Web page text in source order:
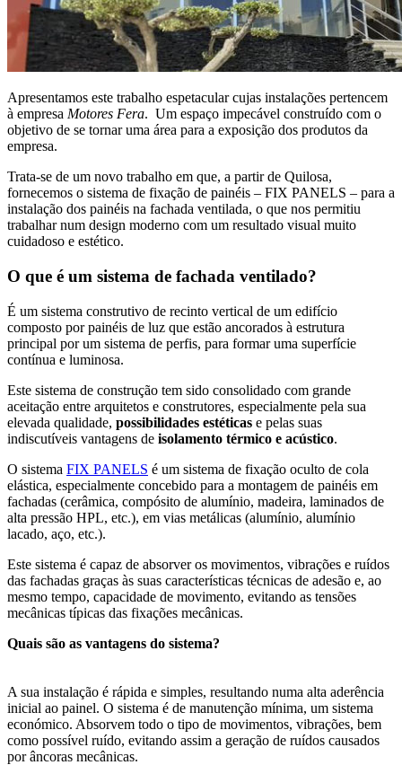
Apresentamos este trabalho espetacular cujas instalações pertencem
à empresa Motores Fera. Um espaço impecável construído com o
objetivo de se tornar uma área para a exposição dos produtos da
empresa.
Trata-se de um novo trabalho em que, a partir de Quilosa,
fornecemos o sistema de fixação de painéis – FIX PANELS – para a
instalação dos painéis na fachada ventilada, o que nos permitiu
trabalhar num design moderno com um resultado visual muito
cuidadoso e estético.
O que é um sistema de fachada ventilado?
É um sistema construtivo de recinto vertical de um edifício
composto por painéis de luz que estão ancorados à estrutura
principal por um sistema de perfis, para formar uma superfície
contínua e luminosa.
Este sistema de construção tem sido consolidado com grande
aceitação entre arquitetos e construtores, especialmente pela sua
elevada qualidade, possibilidades estéticas e pelas suas
indiscutíveis vantagens de isolamento térmico e acústico.
O sistema FIX PANELS é um sistema de fixação oculto de cola
elástica, especialmente concebido para a montagem de painéis em
fachadas (cerâmica, compósito de alumínio, madeira, laminados de
alta pressão HPL, etc.), em vias metálicas (alumínio, alumínio
lacado, aço, etc.).
Este sistema é capaz de absorver os movimentos, vibrações e ruídos
das fachadas graças às suas características técnicas de adesão e, ao
mesmo tempo, capacidade de movimento, evitando as tensões
mecânicas típicas das fixações mecânicas.
Quais são as vantagens do sistema?
A sua instalação é rápida e simples, resultando numa alta aderência
inicial ao painel. O sistema é de manutenção mínima, um sistema
económico. Absorvem todo o tipo de movimentos, vibrações, bem
como possível ruído, evitando assim a geração de ruídos causados
por âncoras mecânicas.